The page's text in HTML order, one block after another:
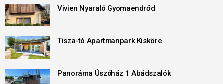
Vivien Nyaraló Gyomaendrőd
Tisza-tó Apartmanpark Kisköre
Panoráma Úszóház 1 Abádszalók